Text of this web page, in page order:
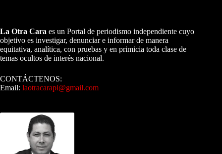
La Otra Cara es un Portal de periodismo independiente cuyo
objetivo es investigar, denunciar e informar de manera
equitativa, analítica, con pruebas y en primicia toda clase de
temas ocultos de interés nacional.
CONTÁCTENOS:
Email: laotracarapi@gmail.com